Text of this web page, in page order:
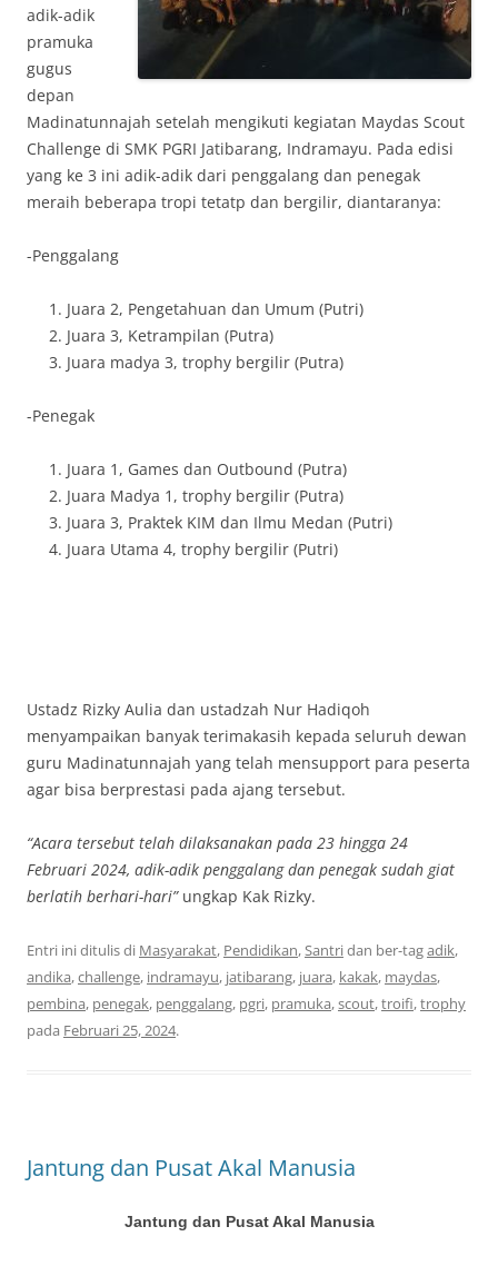
adik-adik
pramuka
gugus
depan
Madinatunnajah setelah mengikuti kegiatan Maydas Scout
Challenge di SMK PGRI Jatibarang, Indramayu. Pada edisi
yang ke 3 ini adik-adik dari penggalang dan penegak
meraih beberapa tropi tetatp dan bergilir, diantaranya:
-Penggalang
Juara 2, Pengetahuan dan Umum (Putri)
Juara 3, Ketrampilan (Putra)
Juara madya 3, trophy bergilir (Putra)
-Penegak
Juara 1, Games dan Outbound (Putra)
Juara Madya 1, trophy bergilir (Putra)
Juara 3, Praktek KIM dan Ilmu Medan (Putri)
Juara Utama 4, trophy bergilir (Putri)
Ustadz Rizky Aulia dan ustadzah Nur Hadiqoh
menyampaikan banyak terimakasih kepada seluruh dewan
guru Madinatunnajah yang telah mensupport para peserta
agar bisa berprestasi pada ajang tersebut.
“Acara tersebut telah dilaksanakan pada 23 hingga 24
Februari 2024, adik-adik penggalang dan penegak sudah giat
berlatih berhari-hari”ungkap Kak Rizky.
Entri ini ditulis di Masyarakat, Pendidikan,Santridan ber-tagadik,
andika,challenge, indramayu, jatibarang, juara, kakak, maydas,
pembina, penegak, penggalang, pgri, pramuka,scout,troifi,trophy
pada Februari 25, 2024.
Jantung dan Pusat Akal Manusia
Jantung dan Pusat Akal Manusia